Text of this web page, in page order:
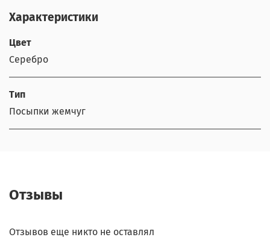
Характеристики
Цвет
Серебро
Тип
Посыпки жемчуг
Отзывы
Отзывов еще никто не оставлял